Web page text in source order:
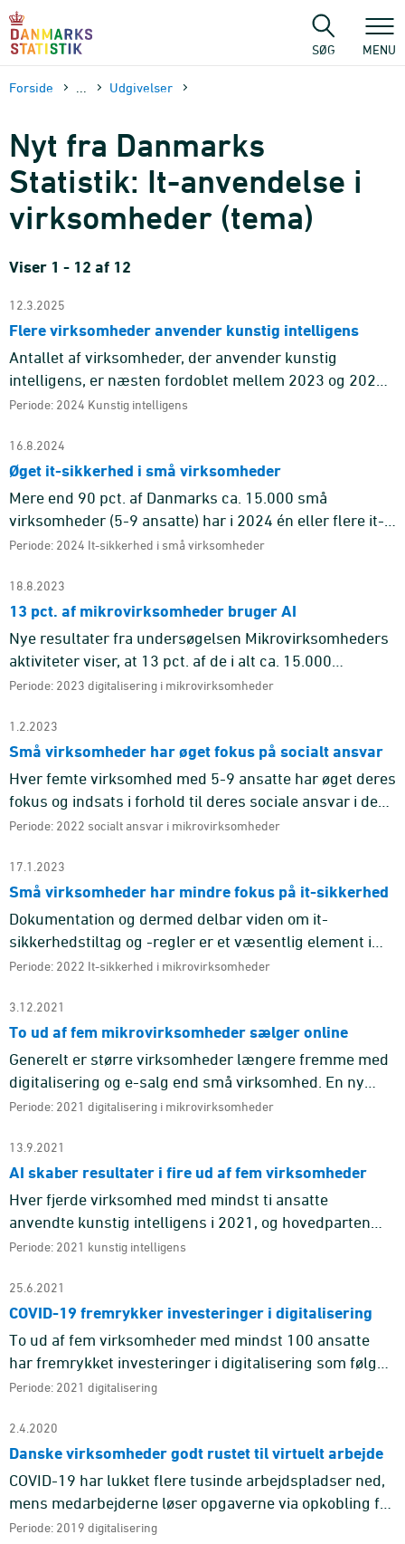
sidens
SØG MENU
Forside Udgivelser
Nyt fra Danmarks
Statistik: It-anvendelse i
virksomheder (tema)
Viser 1 - 12 af 12
12.3.2025
Flere virksomheder anvender kunstig intelligens
Antallet af virksomheder, der anvender kunstig
intelligens, er næsten fordoblet mellem 2023 og 2024.
I virksomheder med mere end ti ansatte er brugen af
Periode: 2024 Kunstig intelligens
16.8.2024
Øget it-sikkerhed i små virksomheder
Mere end 90 pct. af Danmarks ca. 15.000 små
virksomheder (5-9 ansatte) har i 2024 én eller flere it-
sikkerhedsforanstaltninger.
Periode: 2024 It-sikkerhed i små virksomheder
18.8.2023
13 pct. af mikrovirksomheder bruger AI
Nye resultater fra undersøgelsen Mikrovirksomheders
aktiviteter viser, at 13 pct. af de i alt ca. 15.000
mikrovirksomheder (5-9 ansatte) anvender kunstig
Periode: 2023 digitalisering i mikrovirksomheder
1.2.2023
Små virksomheder har øget fokus på socialt ansvar
Hver femte virksomhed med 5-9 ansatte har øget deres
fokus og indsats i forhold til deres sociale ansvar i de
seneste tre år. Det viser svar på spørgsmål stillet i
Periode: 2022 socialt ansvar i mikrovirksomheder
17.1.2023
Små virksomheder har mindre fokus på it-sikkerhed
Dokumentation og dermed delbar viden om it-
sikkerhedstiltag og -regler er et væsentlig element i
virksomhedernes arbejde med digital sikkerhed.
Periode: 2022 It-sikkerhed i mikrovirksomheder
3.12.2021
To ud af fem mikrovirksomheder sælger online
Generelt er større virksomheder længere fremme med
digitalisering og e-salg end små virksomhed. En ny
undersøgelse viser. digitaliseringen hos virksomheder
Periode: 2021 digitalisering i mikrovirksomheder
13.9.2021
AI skaber resultater i fire ud af fem virksomheder
Hver fjerde virksomhed med mindst ti ansatte
anvendte kunstig intelligens i 2021, og hovedparten
(81 pct.) oplevede en positiv effekt ved brug af AI.
Periode: 2021 kunstig intelligens
25.6.2021
COVID-19 fremrykker investeringer i digitalisering
To ud af fem virksomheder med mindst 100 ansatte
har fremrykket investeringer i digitalisering som følge
af COVID-19-krisen.
Periode: 2021 digitalisering
2.4.2020
Danske virksomheder godt rustet til virtuelt arbejde
COVID-19 har lukket flere tusinde arbejdspladser ned,
mens medarbejderne løser opgaverne via opkobling fra
hjemmet. Virksomhedernes mulighed for at opretholde
Periode: 2019 digitalisering